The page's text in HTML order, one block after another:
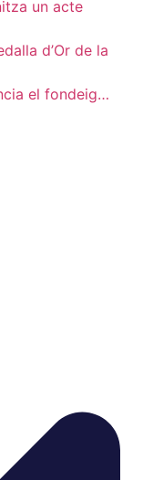
un acte
d’Or de la
el fondeig…